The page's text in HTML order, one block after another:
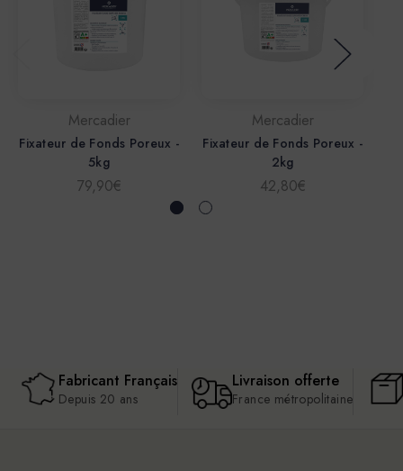
Mercadier
Fixateur de Fonds Poreux -
5kg
79,90€
Mercadier
Fixateur de Fonds Poreux -
2kg
42,80€
Fabricant Français
Depuis 20 ans
Livraison offerte
France métropolitaine